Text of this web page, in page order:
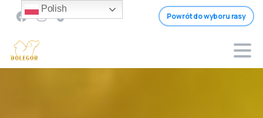
Powrót do wyboru rasy
Polish